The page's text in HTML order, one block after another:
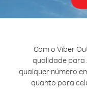
Com o Viber
qualidade para
qualquer número
quanto para